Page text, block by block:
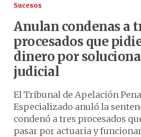
Sucesos
Anulan condenas a
procesados que
dinero por
judicial
El Tribunal de Apelación
Especializado anuló la
condenó a tres procesados
pasar por actuaria y